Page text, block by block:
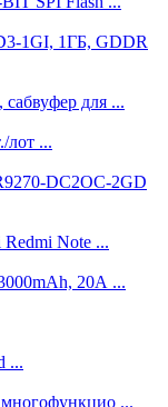
1GI, 1ГБ, GDDR
для ...
лот ...
DC2OC-2GD
Note ...
20А ...
...
...